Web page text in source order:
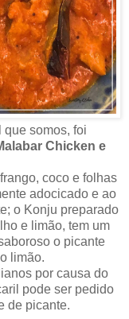
somos, foi
Chicken e
coco e folhas
adocicado e ao
o Konju preparado
e limão, tem um
o picante
limão.
por causa do
pode ser pedido
de picante.